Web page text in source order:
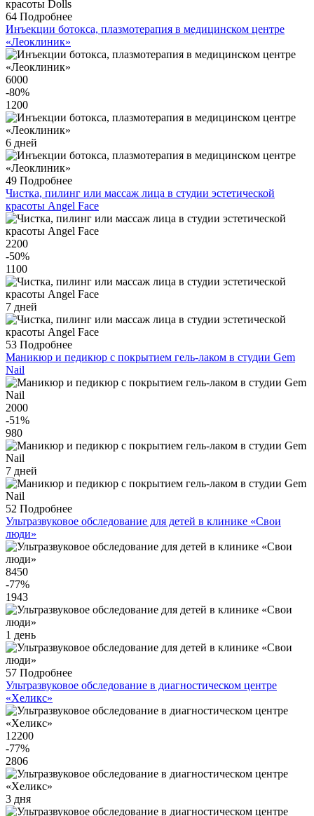
64 Подробнее
Инъекции ботокса, плазмотерапия в медицинском центре
«Леоклиник»
6000
-80%
1200
6 дней
49 Подробнее
Чистка, пилинг или массаж лица в студии эстетической
красоты Angel Face
2200
-50%
1100
7 дней
53 Подробнее
Маникюр и педикюр c покрытием гель-лаком в студии Gem
Nail
2000
-51%
980
7 дней
52 Подробнее
Ультразвуковое обследование для детей в клинике «Свои
люди»
8450
-77%
1943
1 день
57 Подробнее
Ультразвуковое обследование в диагностическом центре
«Хеликс»
12200
-77%
2806
3 дня